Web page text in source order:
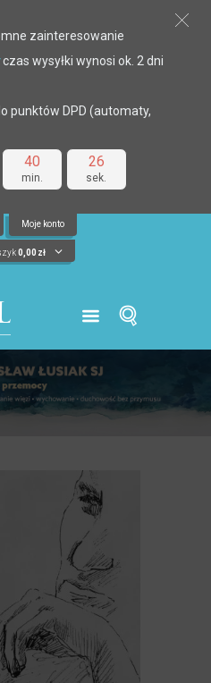
40
min.
25
sek.
zainteresowanie
czas wysyłki wynosi ok. 2 dni
punktów DPD (automaty,
Moje konto
0,00 zł